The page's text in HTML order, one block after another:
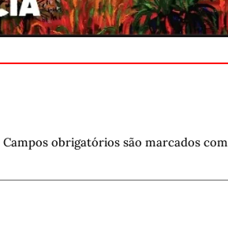
Campos obrigatórios são marcados com